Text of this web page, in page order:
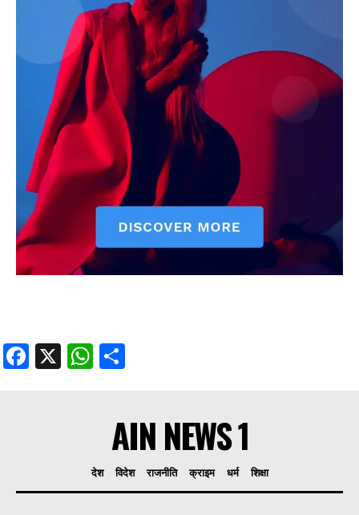
About Us
Privacy Policy
Terms of Use Agreement
Facebook
X WhatsApp
Share
Facebook
X WhatsApp
AIN NEWS 1
देश विदेश राजनीति क्राइम धर्म शिक्षा